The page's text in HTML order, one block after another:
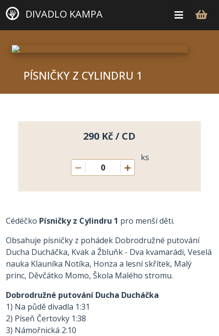
DIVADLO KAMPA
PÍSNIČKY Z CYLINDRU 1
290 Kč / CD
0
ks
Cédéčko Písničky z Cylindru 1 pro menší děti.
Obsahuje písničky z pohádek Dobrodružné putování
Ducha Ducháčka, Kvak a Žbluňk - Dva kvamarádi, Veselá
nauka Klauníka Notíka, Honza a lesní skřítek, Malý
princ, Děvčátko Momo, Škola Malého stromu.
Dobrodružné putování Ducha Ducháčka
1) Na půdě divadla 1:31
2) Píseň Čertovky 1:38
3) Námořnická 2:10